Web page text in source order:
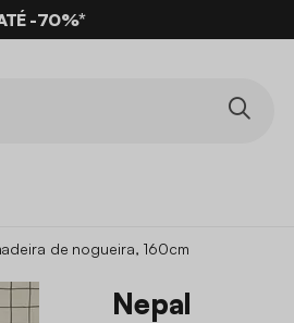
-70%*
de nogueira, 160cm
Nepal